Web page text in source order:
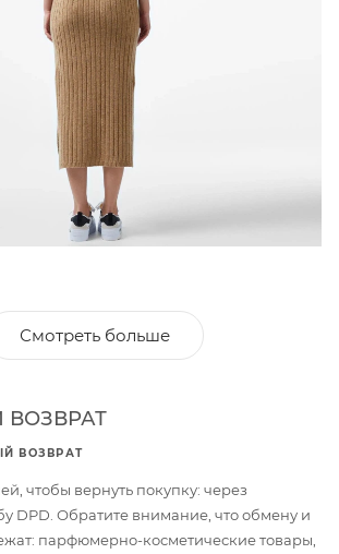
Смотреть больше
ВОЗВРАТ
ВОЗВРАТ
чтобы вернуть покупку: через
DPD. Обратите внимание, что обмену и
парфюмерно-косметические товары,